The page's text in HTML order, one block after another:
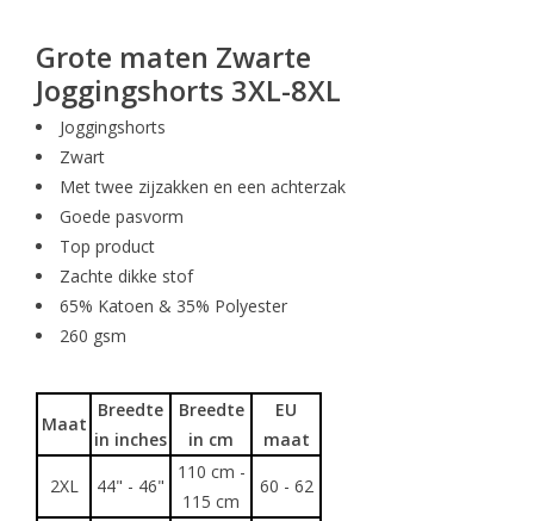
Grote maten Zwarte
Joggingshorts 3XL-8XL
Joggingshorts
Zwart
Met twee zijzakken en een achterzak
Goede pasvorm
Top product
Zachte dikke stof
65% Katoen & 35% Polyester
260 gsm
Maat
Breedte
in inches
Breedte
in cm
EU
maat
2XL 44" - 46"
110 cm -
115 cm
60 - 62